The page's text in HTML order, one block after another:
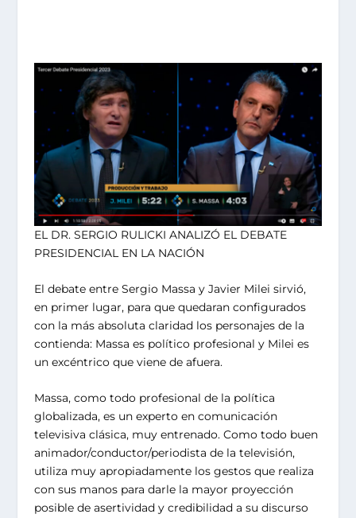
EL DR. SERGIO RULICKI ANALIZÓ EL DEBATE
PRESIDENCIAL EN LA NACIÓN
El debate entre Sergio Massa y Javier Milei sirvió,
en primer lugar, para que quedaran configurados
con la más absoluta claridad los personajes de la
contienda: Massa es político profesional y Milei es
un excéntrico que viene de afuera.
Massa, como todo profesional de la política
globalizada, es un experto en comunicación
televisiva clásica, muy entrenado. Como todo buen
animador/conductor/periodista de la televisión,
utiliza muy apropiadamente los gestos que realiza
con sus manos para darle la mayor proyección
posible de asertividad y credibilidad a su discurso